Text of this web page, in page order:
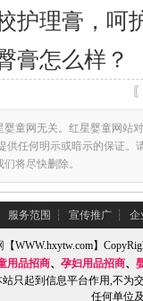
护理膏，呵
膏怎么样？
童网无关。红星婴童网站
供任何明示或暗示的保证。
将尽快删除。
服务范围 ┆ 宣传推广 ┆ 企
【WWW.hxytw.com】
用品招商、 孕妇用品招商、
站只起到信息平台作用,不为
任何单位